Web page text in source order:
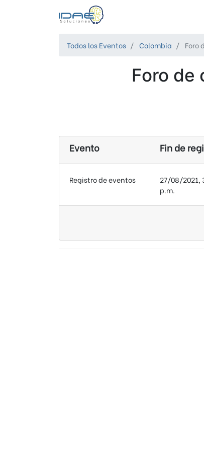
Todos los Eventos Colombia Foro
Foro de
Evento Fin de
Registro de eventos
27/08/2021,
p.m.